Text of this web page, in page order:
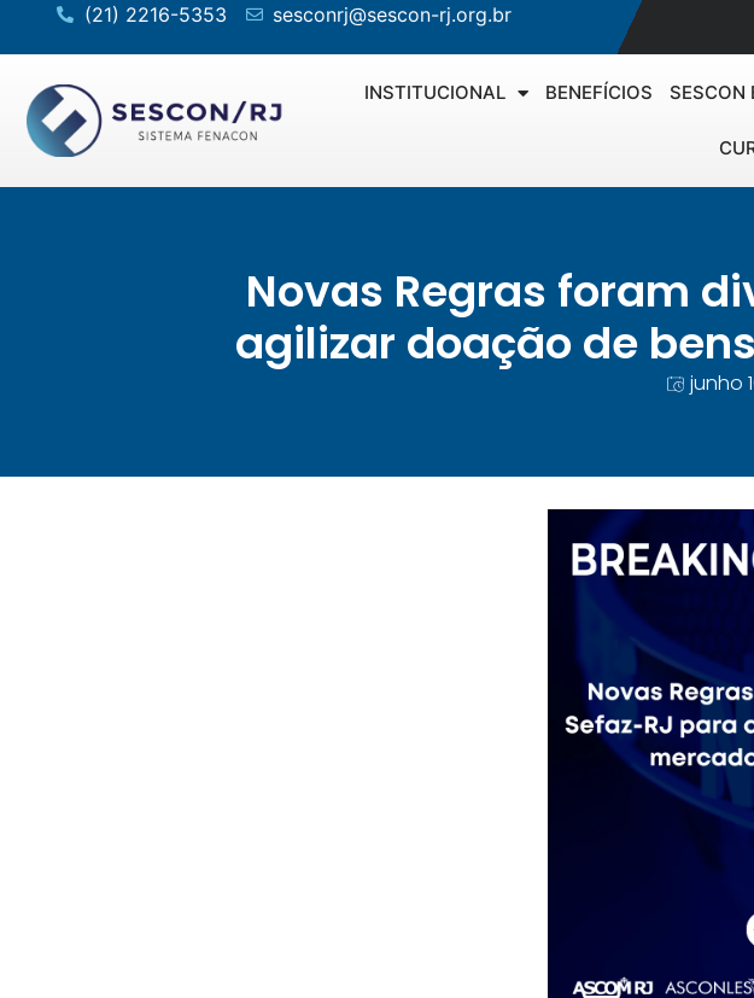
(21) 2216-5353 sesconrj@sescon-rj.org.br
INSTITUCIONAL BENEFÍCIOS SESCON
Novas Regras foram
agilizar doação de
junho